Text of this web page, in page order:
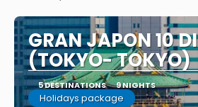
GRAN JAPON 10
(TOKYO- TOKYO)
5 DESTINATIONS 9 NIGHTS
Holidays package